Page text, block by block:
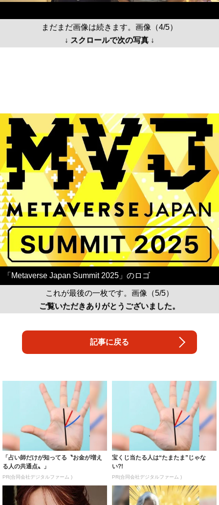
まだまだ画像は続きます。画像（4/5）
↓ スクロールで次の写真 ↓
「Metaverse Japan Summit 2025」のロゴ
これが最後の一枚です。画像（5/5）
ご覧いただきありがとうございました。
記事に戻る
「占い師だけが知ってる〝お金が増え
る人の共通点〟」
PR(合同会社デジタルファーム )
宝くじ当たる人は“たまたま”じゃな
い?!
PR(合同会社デジタルファーム )